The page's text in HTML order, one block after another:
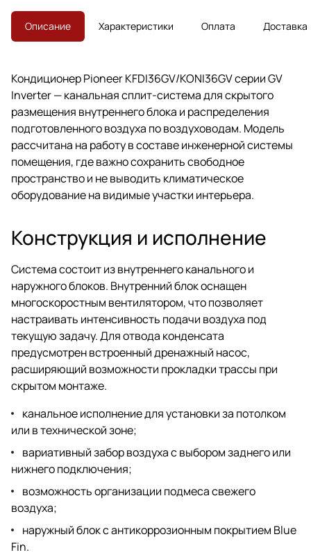
Описание Характеристики Оплата Доставка
Кондиционер Pioneer KFDI36GV/KONI36GV серии GV
Inverter — канальная сплит-система для скрытого
размещения внутреннего блока и распределения
подготовленного воздуха по воздуховодам. Модель
рассчитана на работу в составе инженерной системы
помещения, где важно сохранить свободное
пространство и не выводить климатическое
оборудование на видимые участки интерьера.
Конструкция и исполнение
Система состоит из внутреннего канального и
наружного блоков. Внутренний блок оснащен
многоскоростным вентилятором, что позволяет
настраивать интенсивность подачи воздуха под
текущую задачу. Для отвода конденсата
предусмотрен встроенный дренажный насос,
расширяющий возможности прокладки трассы при
скрытом монтаже.
канальное исполнение для установки за потолком
или в технической зоне;
вариативный забор воздуха с выбором заднего или
нижнего подключения;
возможность организации подмеса свежего
воздуха;
наружный блок с антикоррозионным покрытием Blue
Fin.